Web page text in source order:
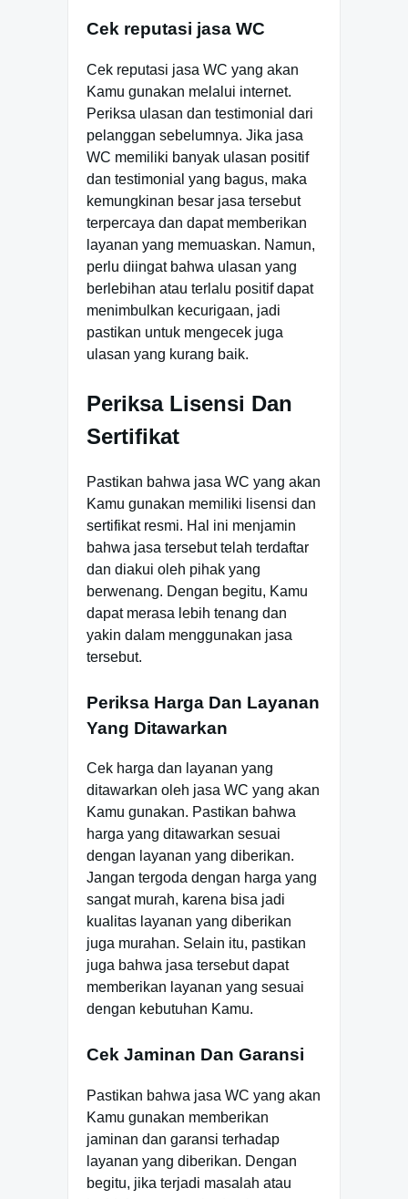
Cek reputasi jasa WC
Cek reputasi jasa WC yang akan
Kamu gunakan melalui internet.
Periksa ulasan dan testimonial dari
pelanggan sebelumnya. Jika jasa
WC memiliki banyak ulasan positif
dan testimonial yang bagus, maka
kemungkinan besar jasa tersebut
terpercaya dan dapat memberikan
layanan yang memuaskan. Namun,
perlu diingat bahwa ulasan yang
berlebihan atau terlalu positif dapat
menimbulkan kecurigaan, jadi
pastikan untuk mengecek juga
ulasan yang kurang baik.
Periksa Lisensi Dan
Sertifikat
Pastikan bahwa jasa WC yang akan
Kamu gunakan memiliki lisensi dan
sertifikat resmi. Hal ini menjamin
bahwa jasa tersebut telah terdaftar
dan diakui oleh pihak yang
berwenang. Dengan begitu, Kamu
dapat merasa lebih tenang dan
yakin dalam menggunakan jasa
tersebut.
Periksa Harga Dan Layanan
Yang Ditawarkan
Cek harga dan layanan yang
ditawarkan oleh jasa WC yang akan
Kamu gunakan. Pastikan bahwa
harga yang ditawarkan sesuai
dengan layanan yang diberikan.
Jangan tergoda dengan harga yang
sangat murah, karena bisa jadi
kualitas layanan yang diberikan
juga murahan. Selain itu, pastikan
juga bahwa jasa tersebut dapat
memberikan layanan yang sesuai
dengan kebutuhan Kamu.
Cek Jaminan Dan Garansi
Pastikan bahwa jasa WC yang akan
Kamu gunakan memberikan
jaminan dan garansi terhadap
layanan yang diberikan. Dengan
begitu, jika terjadi masalah atau